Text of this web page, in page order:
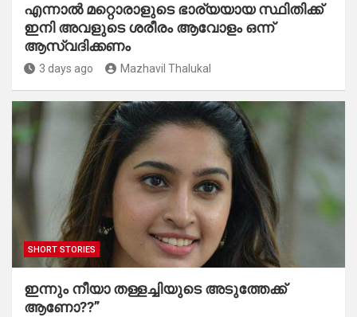
എന്നാൽ മറ്റൊരാളുടെ ഭാര്യയായ സ്ഥിതിക്ക്
ഇനി അവളുടെ ശരീരം ആവോളം ഒന്ന്
ആസ്വദിക്കണം
3 days ago Mazhavil Thalukal
SHORT STORIES
ഇന്നും നീയാ തള്ളച്ചിയുടെ അടുത്തേക്ക്
ആണോ??”